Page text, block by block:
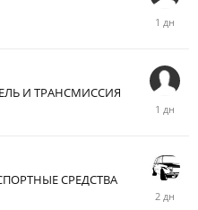
Четверг
И ТРАНСМИССИЯ
Четверг
СРЕДСТВА
Среда